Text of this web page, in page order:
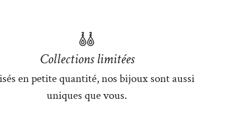
Collections limitées
en petite quantité, nos bijoux sont aussi
uniques que vous.